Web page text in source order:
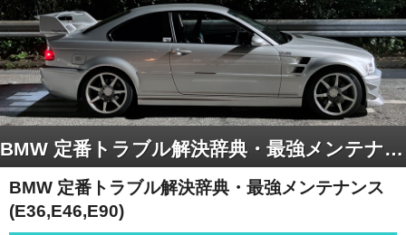
BMW 定番トラブル解決辞典・最強メンテナンス (E36,E46,E90)
BMW 定番トラブル解決辞典・最強メンテナンス
(E36,E46,E90)